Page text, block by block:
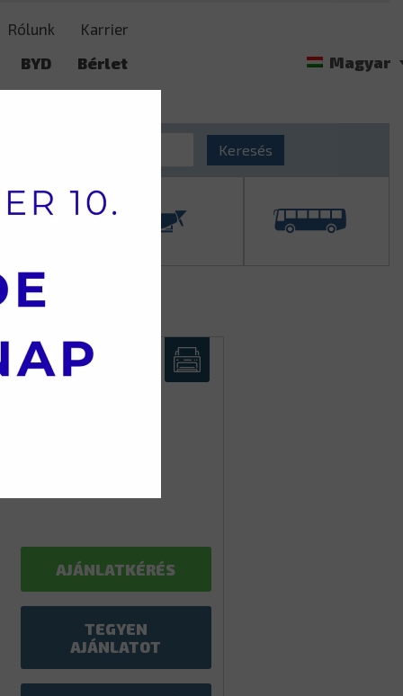
Rólunk
Karrier
BYD
Bérlet
Magyar
Keresés
85
AJÁNLATKÉRÉS
TEGYEN
AJÁNLATOT